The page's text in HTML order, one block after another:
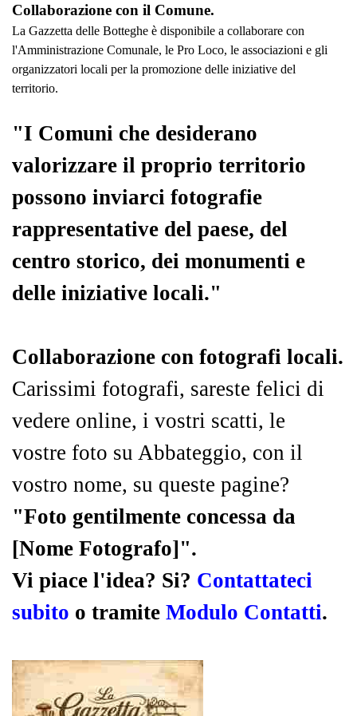
Collaborazione con il Comune.
La Gazzetta delle Botteghe è disponibile a collaborare con
l'Amministrazione Comunale, le Pro Loco, le associazioni e gli
organizzatori locali per la promozione delle iniziative del
territorio.
"I Comuni che desiderano
valorizzare il proprio territorio
possono inviarci fotografie
rappresentative del paese, del
centro storico, dei monumenti e
delle iniziative locali."
Collaborazione con fotografi locali.
Carissimi fotografi, sareste felici di
vedere online, i vostri scatti, le
vostre foto su Abbateggio, con il
vostro nome, su queste pagine?
"Foto gentilmente concessa da
[Nome Fotografo]".
Vi piace l'idea? Si? Contattateci
subito o tramite Modulo Contatti.